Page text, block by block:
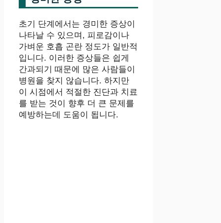
초기 단계에서는 경미한 증상이
나타날 수 있으며, 피로감이나
가벼운 호흡 곤란 정도가 일반적
입니다. 이러한 증상들은 쉽게
간과되기 때문에 많은 사람들이
병원을 찾지 않습니다. 하지만
이 시점에서 적절한 진단과 치료
를 받는 것이 향후 더 큰 문제를
예방하는데 도움이 됩니다.